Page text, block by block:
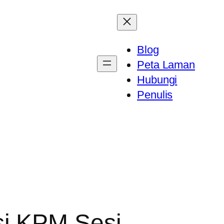
Blog
Peta Laman
Hubungi
Penulis